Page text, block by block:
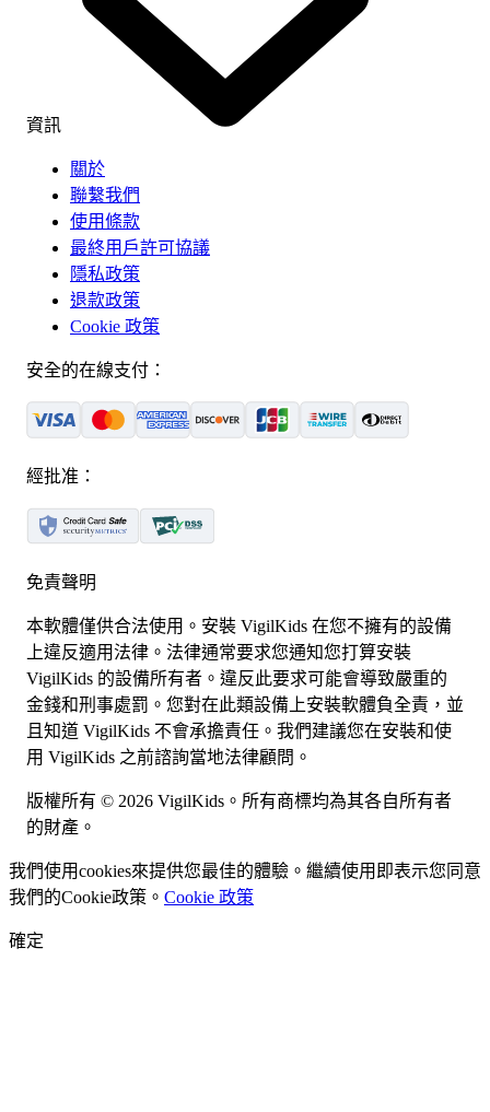
資訊
關於
聯繫我們
使用條款
最終用戶許可協議
隱私政策
退款政策
Cookie 政策
安全的在線支付：
經批准：
免責聲明
本軟體僅供合法使用。安裝 VigilKids 在您不擁有的設備
上違反適用法律。法律通常要求您通知您打算安裝
VigilKids 的設備所有者。違反此要求可能會導致嚴重的
金錢和刑事處罰。您對在此類設備上安裝軟體負全責，並
且知道 VigilKids 不會承擔責任。我們建議您在安裝和使
用 VigilKids 之前諮詢當地法律顧問。
版權所有 © 2026 VigilKids。所有商標均為其各自所有者
的財產。
我們使用cookies來提供您最佳的體驗。繼續使用即表示您同意
我們的Cookie政策。 Cookie 政策
確定